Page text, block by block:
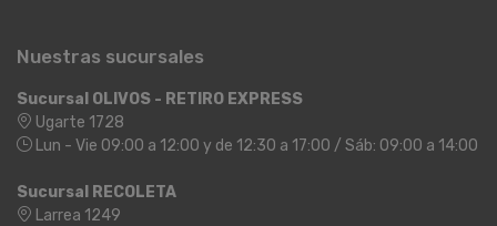
Nuestras sucursales
Sucursal OLIVOS - RETIRO EXPRESS
Ugarte 1728
Lun - Vie 09:00 a 12:00 y de 12:30 a 17:00 / Sáb: 09:00 a 14:00
Sucursal RECOLETA
Larrea 1249